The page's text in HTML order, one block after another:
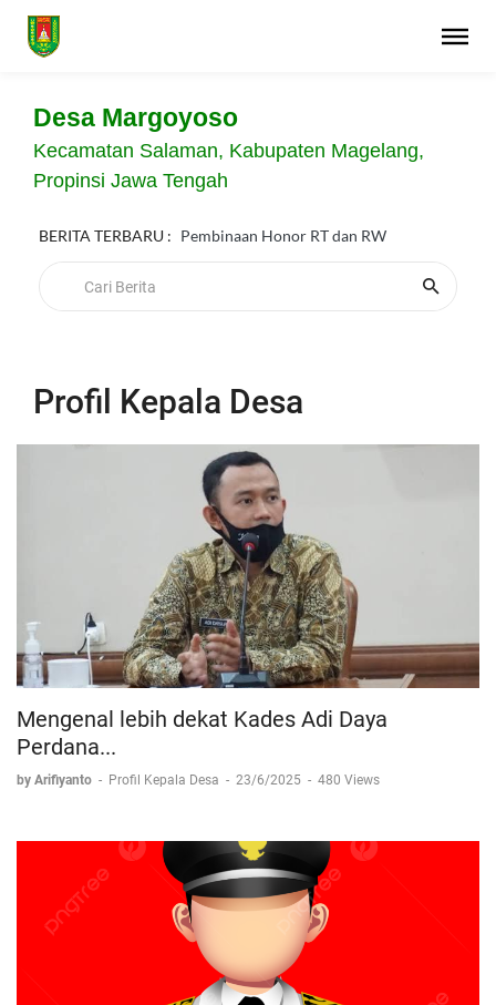
Desa Margoyoso
Kecamatan Salaman, Kabupaten Magelang,
Propinsi Jawa Tengah
BERITA TERBARU : Pembinaan Honor RT dan RW
Profil Kepala Desa
Mengenal lebih dekat Kades Adi Daya
Perdana...
by Arifiyanto - Profil Kepala Desa - 23/6/2025 - 480 Views